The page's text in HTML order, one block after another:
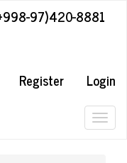
97)420-8881
Register
Login